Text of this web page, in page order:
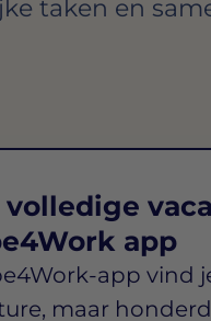
taken en
volledige
app
app vind
maar